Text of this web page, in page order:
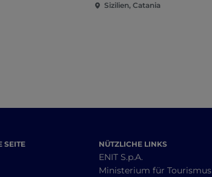
Sizilien, Catania
SEITE NÜTZLICHE LINKS
ENIT S.p.A.
Ministerium für Tourismus